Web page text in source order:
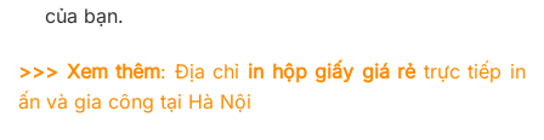
của bạn.
>>> Xem thêm: Địa chỉ in hộp giấy giá rẻtrực tiếp in
ấn và gia công tại Hà Nội